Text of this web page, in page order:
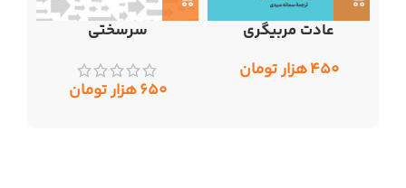
عادت مربیگری
۴۵۰هزار تومان
سرسختی
۶۵۰هزار تومان